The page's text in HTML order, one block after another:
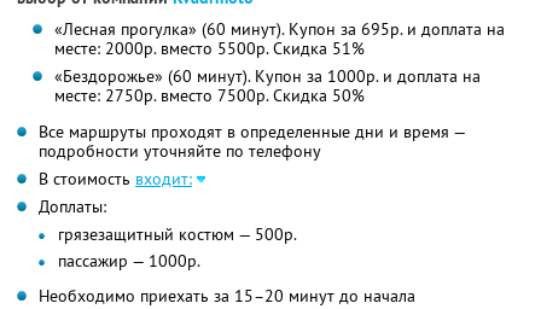
«Лесная прогулка» (60 минут). Купон за 695р. и доплата на
месте: 2000р. вместо 5500р. Скидка 51%
«Бездорожье» (60 минут). Купон за 1000р. и доплата на
месте: 2750р. вместо 7500р. Скидка 50%
Все маршруты проходят в определенные дни и время —
подробности уточняйте по телефону
В стоимость входит:
Доплаты:
грязезащитный костюм — 500р.
пассажир — 1000р.
Необходимо приехать за 15–20 минут до начала